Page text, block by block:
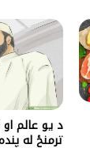
د يو عالم
ترمنځ له